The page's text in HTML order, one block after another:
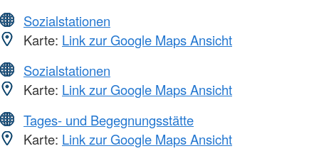
Sozialstationen
Karte: Link zur Google Maps Ansicht
Sozialstationen
Karte: Link zur Google Maps Ansicht
Tages- und Begegnungsstätte
Karte: Link zur Google Maps Ansicht